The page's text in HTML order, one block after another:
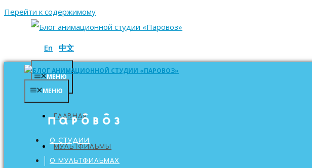
Перейти к содержимому
En 中文
МЕНЮ
ГЛАВНАЯ
МУЛЬТФИЛЬМЫ
МЕНЮ
ГЛАВНАЯ
О СТУДИИ
О МУЛЬТФИЛЬМАХ